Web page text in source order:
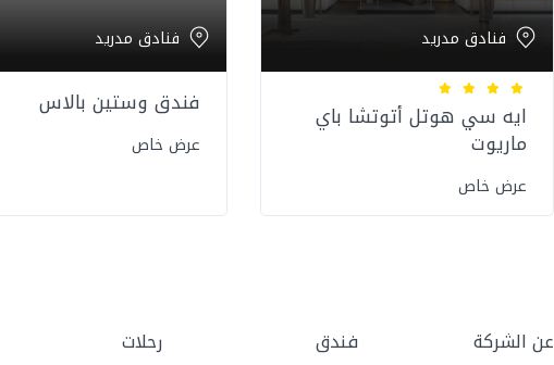
فنادق مدريد
ايه سي هوتل أتوتشا باي
ماريوت
عرض خاص
فنادق مدريد
فندق وستين بالاس
عرض خاص
عن الشركة
فندق
رحلات